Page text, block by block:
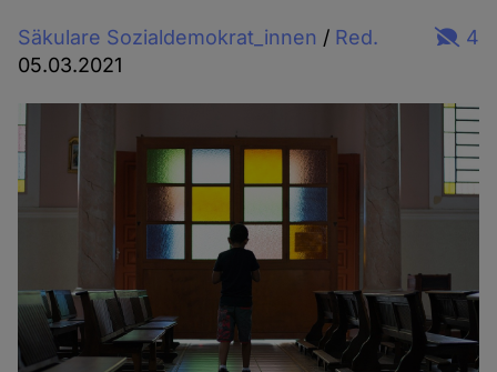
Säkulare Sozialdemokrat_innen / Red.
05.03.2021
4